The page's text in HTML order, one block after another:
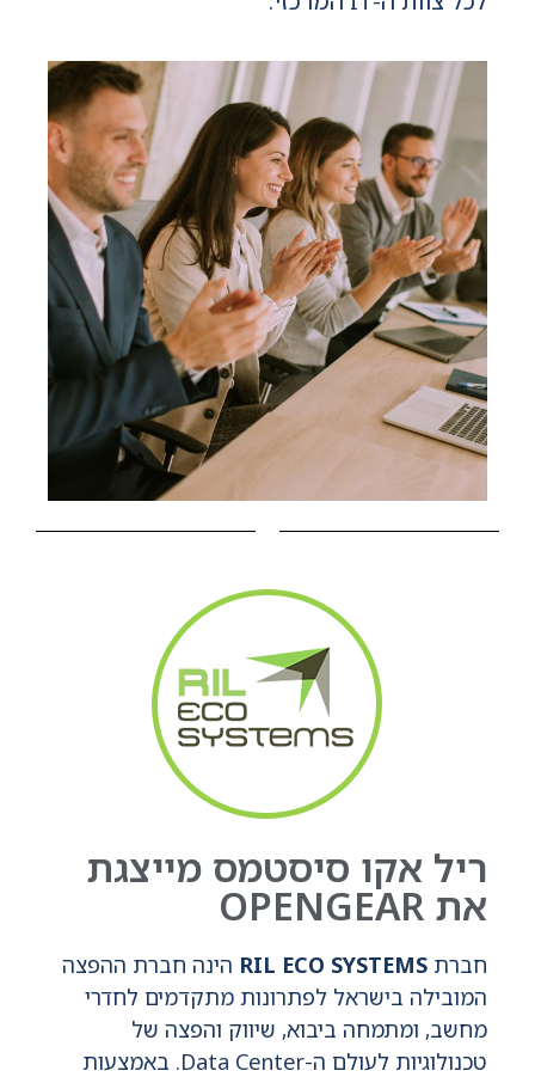
ריל אקו סיסטמס מייצגת
את OPENGEAR
חברת RIL ECO SYSTEMS הינה חברת ההפצה
המובילה בישראל לפתרונות מתקדמים לחדרי
מחשב, ומתמחה ביבוא, שיווק והפצה של
טכנולוגיות לעולם ה-Data Center. באמצעות